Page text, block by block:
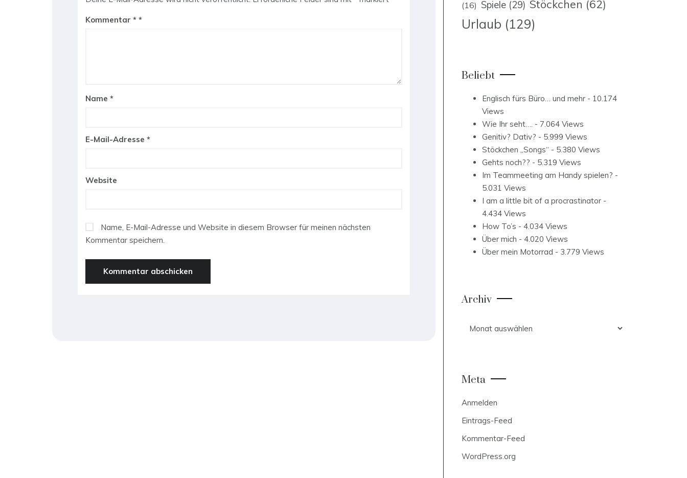
Kommentar *
Name *
E-Mail-Adresse *
Website
Name, E-Mail-Adresse und Website in diesem Browser für meinen nächsten
Kommentar speichern.
(16) Spiele (29) Stöckchen (62)
Urlaub (129)
Beliebt
Englisch fürs Büro… und mehr - 10.174
Views
Wie Ihr seht…. - 7.064 Views
Genitiv? Dativ? - 5.999 Views
Stöckchen „Songs“ - 5.380 Views
Gehts noch?? - 5.319 Views
Im Teammeeting am Handy spielen? -
5.031 Views
I am a little bit of a procrastinator -
4.434 Views
How To’s - 4.034 Views
Über mich - 4.020 Views
Über mein Motorrad - 3.779 Views
Archiv
Meta
Anmelden
Eintrags-Feed
Kommentar-Feed
WordPress.org